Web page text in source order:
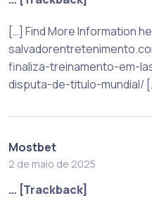
[…] Find More Information
finaliza-treinamento-em-
disputa-de-titulo-mundial/
Mostbet
2 de maio de 2025
… [Trackback]